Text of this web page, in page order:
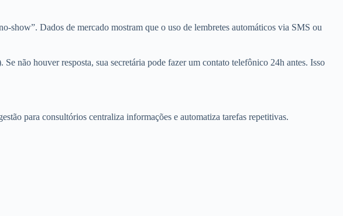
show”. Dados de mercado mostram que o uso de lembretes automáticos via SMS ou
não houver resposta, sua secretária pode fazer um contato telefônico 24h antes. Isso
para consultórios centraliza informações e automatiza tarefas repetitivas.